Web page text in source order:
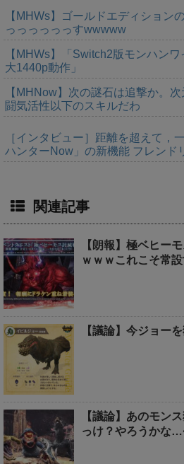
【MHWs】ゴールドエディション
っっっっっっすwwwww
【MHWs】「Switch2版モンハン
大1440p動作」
【MHNow】次の謎石は追撃か。
闘気活性以下のスキルだわ
［インタビュー］距離を超えて，
ハンターNow」の新機能 フレンド
関連記事
【朗報】極ベヒー
ｗｗｗこれこそ常
【議論】今ジョー
【議論】あのモン
っけ？やろうかな